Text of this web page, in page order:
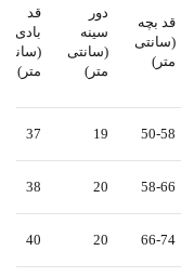
قد بچه
(سانتی
متر)
دور
سینه
(سانتی
متر)
قد
بادی
(سانتی
متر)
50-58
19
37
58-66
20
38
66-74
20
40